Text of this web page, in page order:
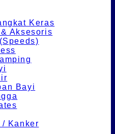
Keras
Aksesoris
Bayi
/ Kanker